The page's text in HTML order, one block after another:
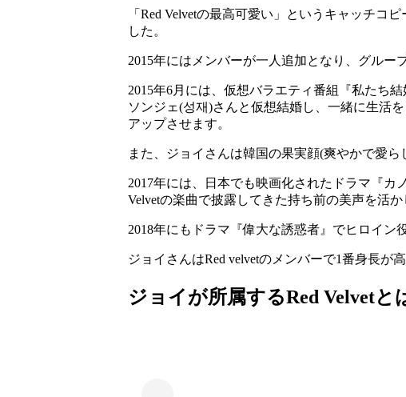
「Red Velvetの最高可愛い」というキャッチコ
した。
2015年にはメンバーが一人追加となり、グルー
2015年6月には、仮想バラエティ番組『私たち
ソンジェ(성재)さんと仮想結婚し、一緒に生活
アップさせます。
また、ジョイさんは韓国の果実顔(爽やかで愛
2017年には、日本でも映画化されたドラマ『
Velvetの楽曲で披露してきた持ち前の美声を活
2018年にもドラマ『偉大な誘惑者』でヒロイン
ジョイさんはRed velvetのメンバーで1番身長が
ジョイが所属するRed Velvetと